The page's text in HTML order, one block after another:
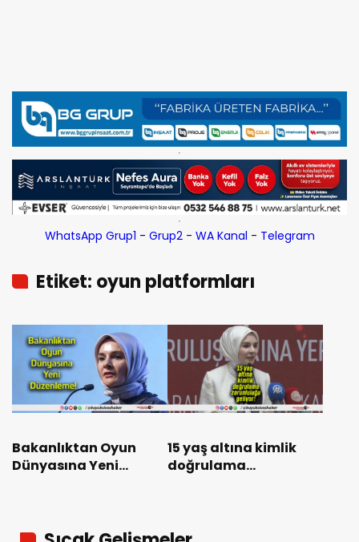
WhatsApp Grup1 - Grup2- WA Kanal - Telegram
Etiket: oyun platformları
Bakanlıktan Oyun
Dünyasına Yeni
15 yaş altına kimlik
doğrulama